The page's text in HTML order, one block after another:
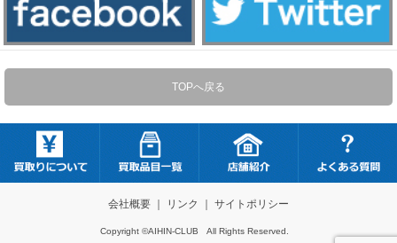
TOPへ戻る
会社概要｜ リンク サイトポリシー
Copyright ©AIHIN-CLUB All Rights Reserved.